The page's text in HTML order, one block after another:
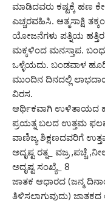
ಮಾಡಿದವರು ಕಷ್ಟಕ್ಕೆ ಹಣ
ಎಚ್ಚರವಹಿಸಿ. ಆತ್ಮಸಾಕ್ಷಿ
ಯೋಜನೆಗಳು ಪತ್ನಿಯ
ಮಕ್ಕಳಿಂದ ಮನಸ್ತಾಪ.
ಒಳ್ಳೆಯದು. ಬಂಡವಾಳ
ಮುಂದಿನ ದಿನದಲ್ಲಿ
ವಿರಸ.
ಆರ್ಥಿಕವಾಗಿ ಉಳಿತಾಯದ
ಪ್ರಯತ್ನ ಬಲದ ಉತ್ತಮ
ವಾಣಿಜ್ಯ ಶಿಕ್ಷಣದವರಿಗೆ
ಅದೃಷ್ಟ ರತ್ನ_ ವಜ್ರ ,ಪಚ್ಚೆ
ಅದೃಷ್ಟ ಸಂಖ್ಯೆ_ 8
ಜಾತಕ ಆಧಾರದ (ಜನ್ಮ
ತಿಳಿಸಲಾಗುವುದು)